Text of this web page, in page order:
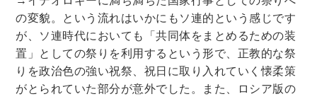
の変貌。という流れはいかにもソ連的という感じです
が、ソ連時代においても「共同体をまとめるための装
置」としての祭りを利用するという形で、正教的な祭
りを政治色の強い祝祭、祝日に取り入れていく懐柔策
がとられていた部分が意外でした。また、ロシア版の